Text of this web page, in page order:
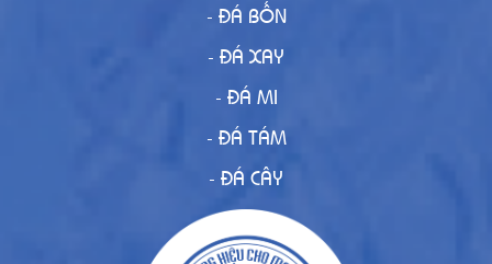
- ĐÁ BỐN
- ĐÁ XAY
- ĐÁ MI
- ĐÁ TÁM
- ĐÁ CÂY